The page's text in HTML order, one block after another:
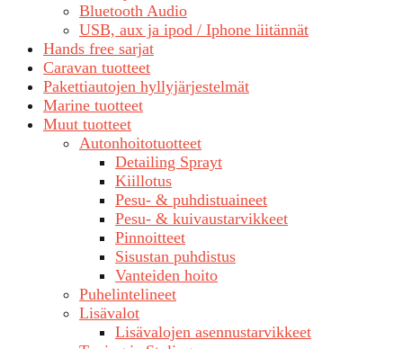
Bluetooth Audio
USB, aux ja ipod / Iphone liitännät
Hands free sarjat
Caravan tuotteet
Pakettiautojen hyllyjärjestelmät
Marine tuotteet
Muut tuotteet
Autonhoitotuotteet
Detailing Sprayt
Kiillotus
Pesu- & puhdistuaineet
Pesu- & kuivaustarvikkeet
Pinnoitteet
Sisustan puhdistus
Vanteiden hoito
Puhelintelineet
Lisävalot
Lisävalojen asennustarvikkeet